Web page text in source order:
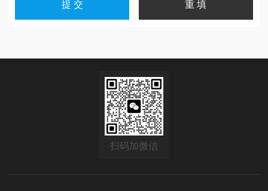
扫码加微信